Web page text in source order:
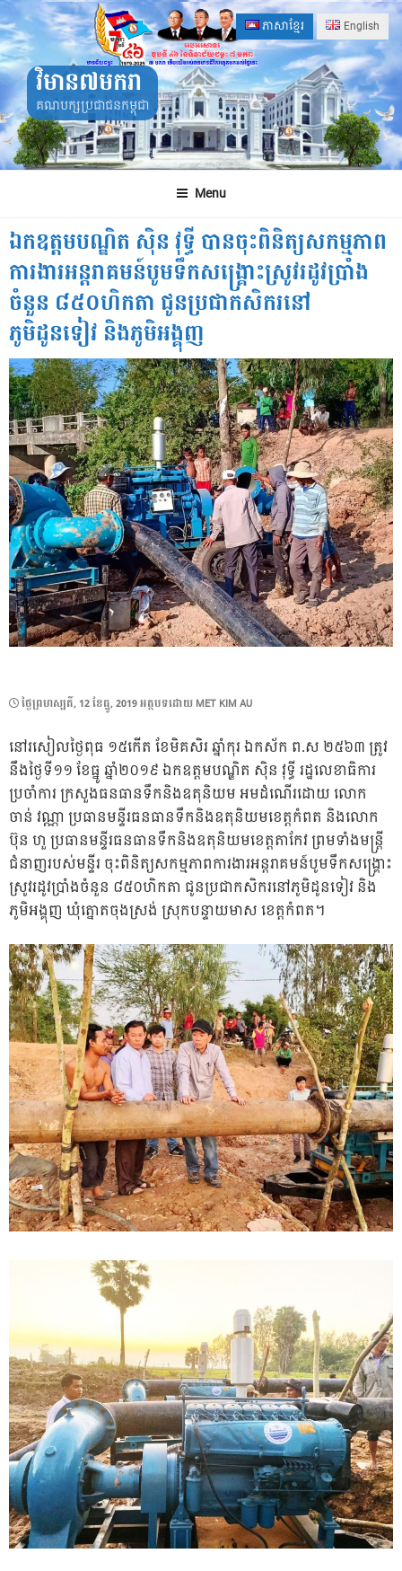
Skip
to
content
ភាសាខ្មែរ English
វិមាន៧មករា
គណបក្សប្រជាជនកម្ពុជា
Menu
ឯកឧត្តមបណ្ឌិត ស៊ិន វុទ្ធី បានចុះពិនិត្យសកម្មភាព
ការងារអន្តរាគមន៍បូមទឹកសង្រ្គោះស្រូវរដូវប្រាំង
ចំនួន ៨៥០ហិកតា ជូនប្រជាកសិករនៅ
ភូមិដូនទៀវ និងភូមិអង្គុញ
POSTED
ថ្ងៃ​ព្រហស្បតិ៍, 12 ខែ​ធ្នូ, 2019អត្ថបទដោយ MET KIM AU
នៅរសៀលថ្ងៃពុធ ១៥កើត ខែមិគសិរ ឆ្នាំកុរ ឯកស័ក ព.ស ២៥៦៣ ត្រូវ
នឹងថ្ងៃទី១១ ខែធ្នូ ឆ្នាំ២០១៩ ឯកឧត្តមបណ្ឌិត ស៊ិន វុទ្ធី រដ្ឋលេខាធិការ
ប្រចាំការ ក្រសួងធនធានទឹកនិងឧតុនិយម អមដំណើរដោយ លោក
ចាន់ វណ្ណា ប្រធានមន្ទីរធនធានទឹកនិងឧតុនិយមខេត្តកំពត និងលោក
ប៊ុន ហួ ប្រធានមន្ទីរធនធានទឹកនិងឧតុនិយមខេត្តតាកែវ ព្រមទាំងមន្ត្រី
ជំនាញរបស់មន្ទីរ ចុះពិនិត្យសកម្មភាពការងារអន្តរាគមន៍បូមទឹកសង្រ្គោះ
ស្រូវរដូវប្រាំងចំនួន ៨៥០ហិកតា ជូនប្រជាកសិករនៅភូមិដូនទៀវ និង
ភូមិអង្គុញ ឃុំត្នោតចុងស្រង់ ស្រុកបន្ទាយមាស ខេត្តកំពត។